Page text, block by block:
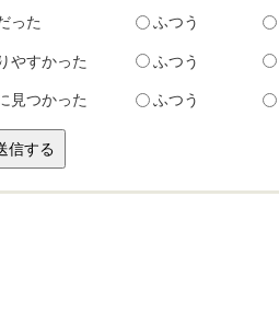
った ふつう
やすかった ふつう
見つかった ふつう